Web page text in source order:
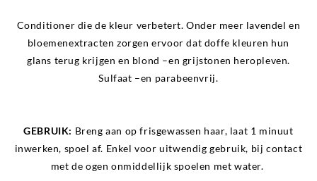
Conditioner die de kleur verbetert. Onder meer lavendel en
bloemenextracten zorgen ervoor dat doffe kleuren hun
glans terug krijgen en blond –en grijstonen heropleven.
Sulfaat –en parabeenvrij.
GEBRUIK: Breng aan op frisgewassen haar, laat 1 minuut
inwerken, spoel af. Enkel voor uitwendig gebruik, bij contact
met de ogen onmiddellijk spoelen met water.